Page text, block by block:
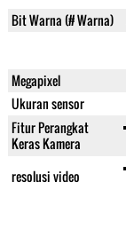
Bit Warna (# Warna)
Megapixel
Ukuran sensor
Fitur Perangkat
Keras Kamera
resolusi video